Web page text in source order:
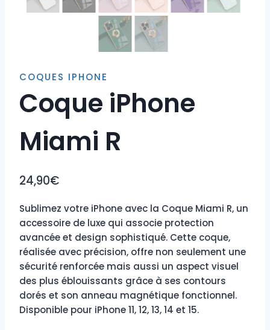
COQUES IPHONE
Coque iPhone
Miami R
24,90€
Sublimez votre iPhone avec la Coque Miami R, un
accessoire de luxe qui associe protection
avancée et design sophistiqué. Cette coque,
réalisée avec précision, offre non seulement une
sécurité renforcée mais aussi un aspect visuel
des plus éblouissants grâce à ses contours
dorés et son anneau magnétique fonctionnel.
Disponible pour iPhone 11, 12, 13, 14 et 15.